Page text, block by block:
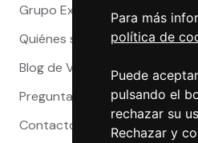
Para más
política de
Puede
pulsando el
rechazar su
Rechazar y
Grupo Exact
Quiénes somos
Blog de Viajeros
Preguntas Frecuentes
Contacto